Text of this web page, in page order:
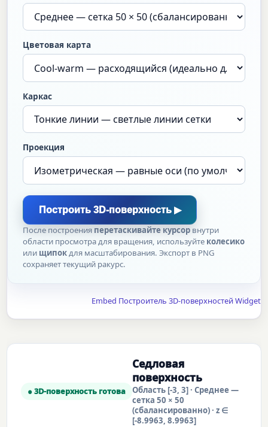
Цветовая карта
Каркас
Проекция
Построить 3D-поверхность ▶
После построения перетаскивайте курсор внутри
области просмотра для вращения, используйте колесико
или щипокдля масштабирования. Экспорт в PNG
сохраняет текущий ракурс.
Embed Построитель 3D-поверхностей Widget
● 3D-поверхность готова
Седловая
поверхность
Область [-3, 3] · Среднее —
сетка 50 × 50
(сбалансированно) · z ∈
[-8.9963, 8.9963]